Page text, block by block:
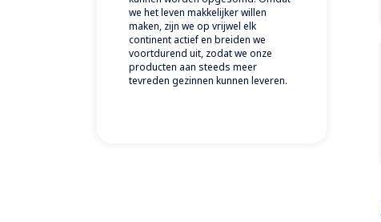
we het leven makkelijker willen
maken, zijn we op vrijwel elk
continent actief en breiden we
voortdurend uit, zodat we onze
producten aan steeds meer
tevreden gezinnen kunnen leveren.